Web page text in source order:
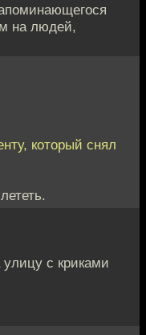
на людей,
который снял
с криками